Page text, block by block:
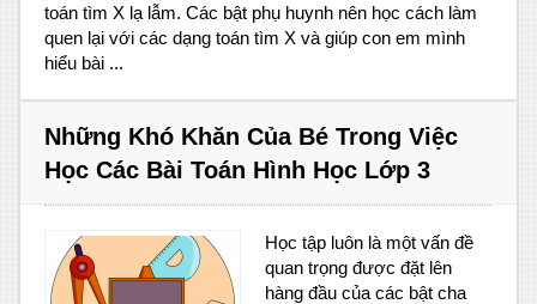
toán tìm X lạ lẫm. Các bật phụ huynh nên học cách làm
quen lại với các dạng toán tìm X và giúp con em mình
hiểu bài ...
Những Khó Khăn Của Bé Trong Việc
Học Các Bài Toán Hình Học Lớp 3
Học tập luôn là một vấn đề
quan trọng được đặt lên
hàng đầu của các bật cha